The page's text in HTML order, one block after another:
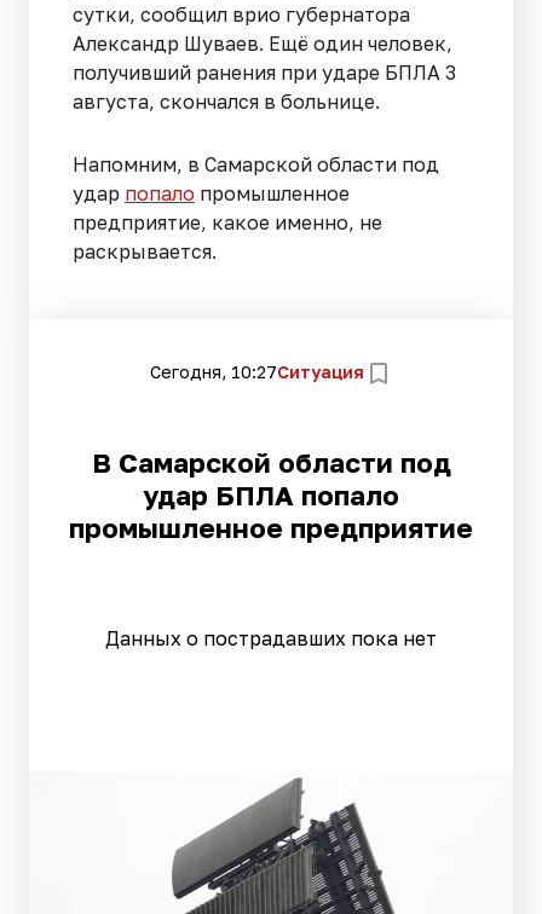
сутки, сообщил врио губернатора
Александр Шуваев. Ещё один человек,
получивший ранения при ударе БПЛА 3
августа, скончался в больнице.
Напомним, в Самарской области под
удар попало промышленное
предприятие, какое именно, не
раскрывается.
Сегодня, 10:27Ситуация
В Самарской области под
удар БПЛА попало
промышленное предприятие
Данных о пострадавших пока нет